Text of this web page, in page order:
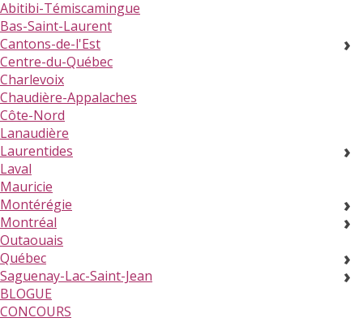
Abitibi-Témiscamingue
Bas-Saint-Laurent
Cantons-de-l'Est
Centre-du-Québec
Charlevoix
Chaudière-Appalaches
Côte-Nord
Lanaudière
Laurentides
Laval
Mauricie
Montérégie
Montréal
Outaouais
Québec
Saguenay-Lac-Saint-Jean
BLOGUE
CONCOURS